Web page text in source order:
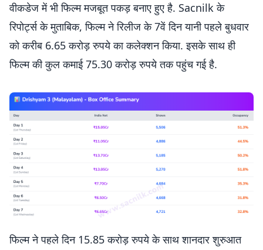
वीकडेज में भी फिल्म मजबूत पकड़ बनाए हुए है. Sacnilk के
रिपोर्ट्स के मुताबिक, फिल्म ने रिलीज के 7वें दिन यानी पहले बुधवार
को करीब 6.65 करोड़ रुपये का कलेक्शन किया. इसके साथ ही
फिल्म की कुल कमाई 75.30 करोड़ रुपये तक पहुंच गई है.
फिल्म ने पहले दिन 15.85 करोड़ रुपये के साथ शानदार शुरुआत